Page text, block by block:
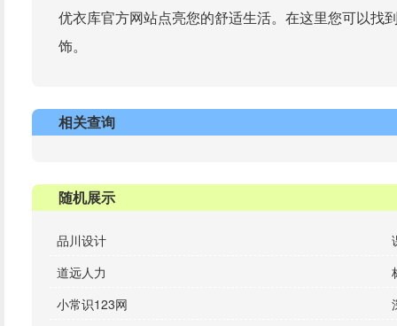
优衣库官方网站点亮您的舒适生活。在这里您可以找
饰。
相关查询
随机展示
品川设计
道远人力
小常识123网